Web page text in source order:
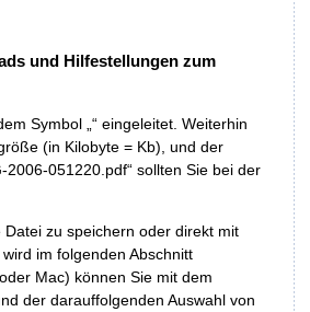
und Hilfestellungen zum
Symbol „“ eingeleitet. Weiterhin
(in Kilobyte = Kb), und der
051220.pdf“ sollten Sie bei der
zu speichern oder direkt mit
im folgenden Abschnitt
Mac) können Sie mit dem
der darauffolgenden Auswahl von